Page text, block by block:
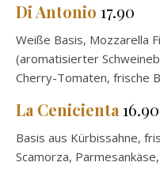
Di Antonio 17.90
Weiße Basis, Mozzarella
(aromatisierter
Cherry-Tomaten, frische
La Cenicienta 16.90
Basis aus Kürbissahne,
Scamorza,